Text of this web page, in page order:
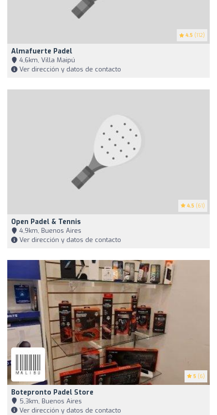
4.5 (112)
Almafuerte Padel
4,6km, Villa Maipú
Ver dirección y datos de contacto
4.5 (61)
Open Padel & Tennis
4,9km, Buenos Aires
Ver dirección y datos de contacto
5 (6)
Botepronto Padel Store
5,3km, Buenos Aires
Ver dirección y datos de contacto